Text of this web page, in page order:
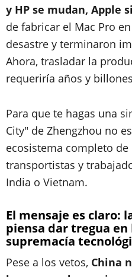
y HP se mudan, Apple
de fabricar el Mac Pro
desastre y terminaron
Ahora, trasladar la
requeriría años y
Para que te hagas una
City" de Zhengzhou no
ecosistema completo de
transportistas y
India o Vietnam.
El mensaje es claro:
piensa dar tregua
supremacía
Pese a los vetos, China